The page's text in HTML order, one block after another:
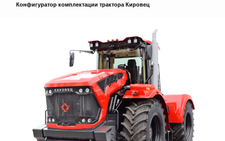
Конфигуратор комплектации трактора Кировец